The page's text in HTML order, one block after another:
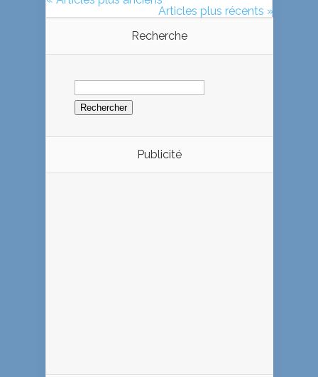
Articles plus récents »
Recherche
Rechercher :
Publicité